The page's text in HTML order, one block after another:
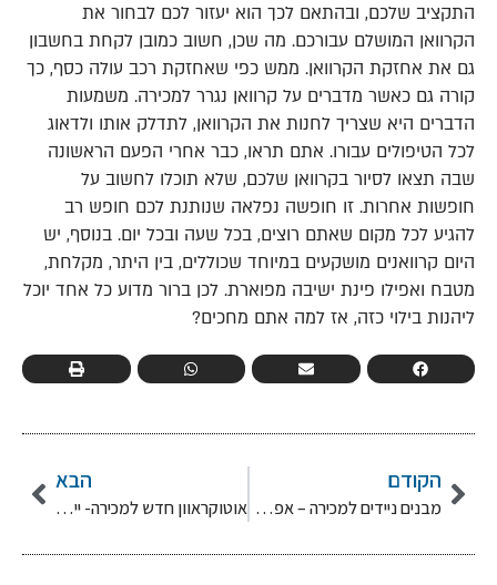
התקציב שלכם, ובהתאם לכך הוא יעזור לכם לבחור את
הקרוואן המושלם עבורכם. מה שכן, חשוב כמובן לקחת בחשבון
גם את אחזקת הקרוואן. ממש כפי שאחזקת רכב עולה כסף, כך
קורה גם כאשר מדברים על קרוואן נגרר למכירה. משמעות
הדברים היא שצריך לחנות את הקרוואן, לתדלק אותו ולדאוג
לכל הטיפולים עבורו. אתם תראו, כבר אחרי הפעם הראשונה
שבה תצאו לסיור בקרוואן שלכם, שלא תוכלו לחשוב על
חופשות אחרות. זו חופשה נפלאה שנותנת לכם חופש רב
להגיע לכל מקום שאתם רוצים, בכל שעה ובכל יום. בנוסף, יש
היום קרוואנים מושקעים במיוחד שכוללים, בין היתר, מקלחת,
מטבח ואפילו פינת ישיבה מפוארת. לכן ברור מדוע כל אחד יוכל
ליהנות בילוי כזה, אז למה אתם מחכים?
הקודם
מבנים ניידים למכירה – אפשרות שכדאי לשקול
הבא
אוטוקראוון חדש למכירה- ייחודי ומושלם!